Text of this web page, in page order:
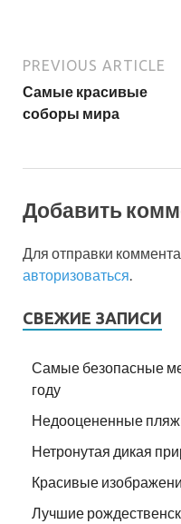
PREVIOUS ARTICLE
Самые красивые
соборы мира
Добавить
Для отправки
авторизоваться
СВЕЖИЕ ЗАПИСИ
Самые безопасные
году
Недооцененные
Нетронутая дикая
Красивые
Лучшие